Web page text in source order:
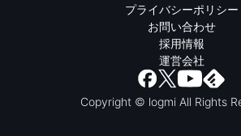
プライバシーポリシー
お問い合わせ
採用情報
運営会社
Copyright © logmi All Rights